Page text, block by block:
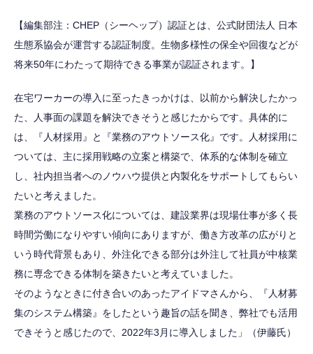
【編集部注：CHEP（シーヘップ）認証とは、公式財団法人 日本
生態系協会が運営する認証制度。生物多様性の保全や回復などが
将来50年にわたって期待できる事業が認証されます。】
在宅ワーカーの導入に至ったきっかけは、以前から解決したかっ
た、人事面の課題を解決できそうと感じたからです。具体的に
は、『人材採用』と『業務のアウトソース化』です。人材採用に
ついては、主に採用戦略の立案と構築で、体系的な体制を確立
し、社内担当者へのノウハウ提供と内製化をサポートしてもらい
たいと考えました。
業務のアウトソース化については、建設業界は現場仕事が多く長
時間労働になりやすい傾向にありますが、働き方改革の広がりと
いう時代背景もあり、外注化できる部分は外注して社員が中核業
務に専念できる体制を築きたいと考えていました。
そのようなときに付き合いのあったアイドマさんから、『人材募
集のシステム構築』をしたという趣旨の話を聞き、弊社でも活用
できそうと感じたので、2022年3月に導入しました」（伊藤氏）